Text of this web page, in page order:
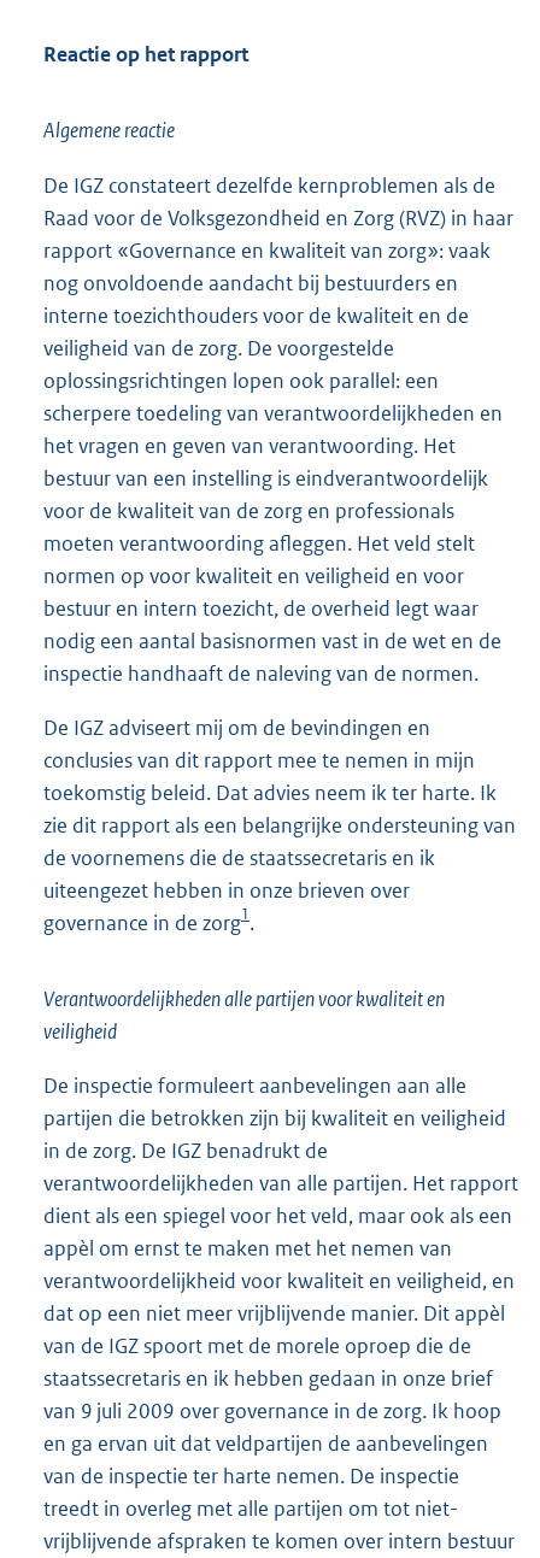
Reactie op het rapport
Algemene reactie
De IGZ constateert dezelfde kernproblemen als de
Raad voor de Volksgezondheid en Zorg (RVZ) in haar
rapport «Governance en kwaliteit van zorg»: vaak
nog onvoldoende aandacht bij bestuurders en
interne toezichthouders voor de kwaliteit en de
veiligheid van de zorg. De voorgestelde
oplossingsrichtingen lopen ook parallel: een
scherpere toedeling van verantwoordelijkheden en
het vragen en geven van verantwoording. Het
bestuur van een instelling is eindverantwoordelijk
voor de kwaliteit van de zorg en professionals
moeten verantwoording afleggen. Het veld stelt
normen op voor kwaliteit en veiligheid en voor
bestuur en intern toezicht, de overheid legt waar
nodig een aantal basisnormen vast in de wet en de
inspectie handhaaft de naleving van de normen.
De IGZ adviseert mij om de bevindingen en
conclusies van dit rapport mee te nemen in mijn
toekomstig beleid. Dat advies neem ik ter harte. Ik
zie dit rapport als een belangrijke ondersteuning van
de voornemens die de staatssecretaris en ik
uiteengezet hebben in onze brieven over
governance in de zorg1.
Verantwoordelijkheden alle partijen voor kwaliteit en
veiligheid
De inspectie formuleert aanbevelingen aan alle
partijen die betrokken zijn bij kwaliteit en veiligheid
in de zorg. De IGZ benadrukt de
verantwoordelijkheden van alle partijen. Het rapport
dient als een spiegel voor het veld, maar ook als een
appèl om ernst te maken met het nemen van
verantwoordelijkheid voor kwaliteit en veiligheid, en
dat op een niet meer vrijblijvende manier. Dit appèl
van de IGZ spoort met de morele oproep die de
staatssecretaris en ik hebben gedaan in onze brief
van 9 juli 2009 over governance in de zorg. Ik hoop
en ga ervan uit dat veldpartijen de aanbevelingen
van de inspectie ter harte nemen. De inspectie
treedt in overleg met alle partijen om tot niet-
vrijblijvende afspraken te komen over intern bestuur